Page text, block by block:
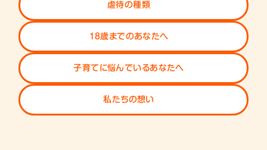
虐待の種類
18歳までのあなたへ
子育てに悩んでいるあなたへ
私たちの想い